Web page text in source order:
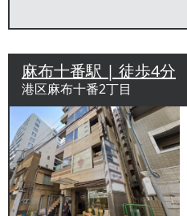
麻布十番駅 | 徒歩4分
港区麻布十番2丁目